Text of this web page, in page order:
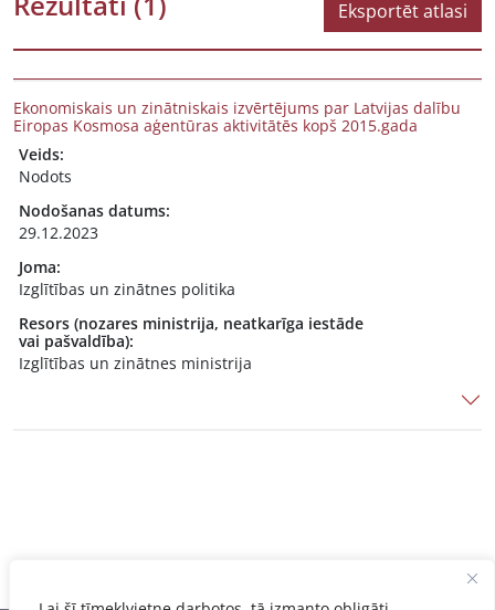
Eksportēt atlasi
Ekonomiskais un zinātniskais izvērtējums par Latvijas dalību
Eiropas Kosmosa aģentūras aktivitātēs kopš 2015.gada
Veids:
Nodots
Nodošanas datums:
29.12.2023
Joma:
Izglītības un zinātnes politika
Resors (nozares ministrija, neatkarīga iestāde
vai pašvaldība):
Izglītības un zinātnes ministrija